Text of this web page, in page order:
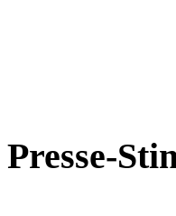
Presse-